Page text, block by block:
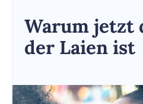
Warum jetzt
der Laien ist